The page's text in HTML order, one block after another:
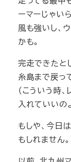
ーマーじゃい
風も強いし、
かも。
完走できたと
糸島まで戻っ
（こういう時
入れていい
もしや、今日
もしれません。